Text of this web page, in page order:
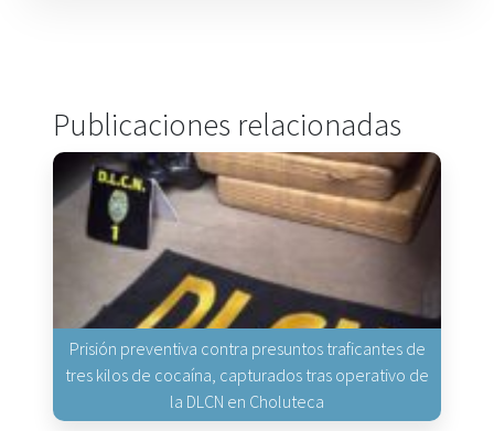
Publicaciones relacionadas
Prisión preventiva contra presuntos traficantes de
tres kilos de cocaína, capturados tras operativo de
la DLCN en Choluteca